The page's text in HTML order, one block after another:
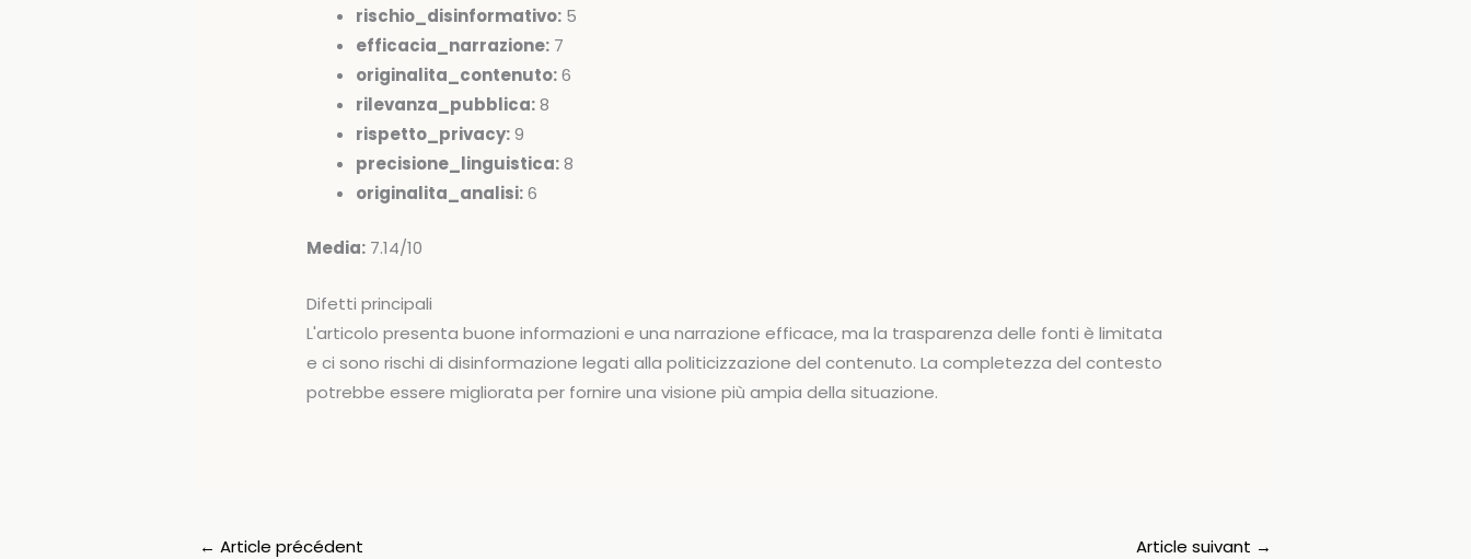
rischio_disinformativo: 5
efficacia_narrazione: 7
originalita_contenuto:6
rilevanza_pubblica:8
rispetto_privacy:9
precisione_linguistica:8
originalita_analisi:6
Media: 7.14/10
Difetti principali
L'articolo presenta buone informazioni e una narrazione efficace, ma la trasparenza delle fonti è limitata
e ci sono rischi di disinformazione legati alla politicizzazione del contenuto. La completezza del contesto
potrebbe essere migliorata per fornire una visione più ampia della situazione.
← Article précédent Article suivant →